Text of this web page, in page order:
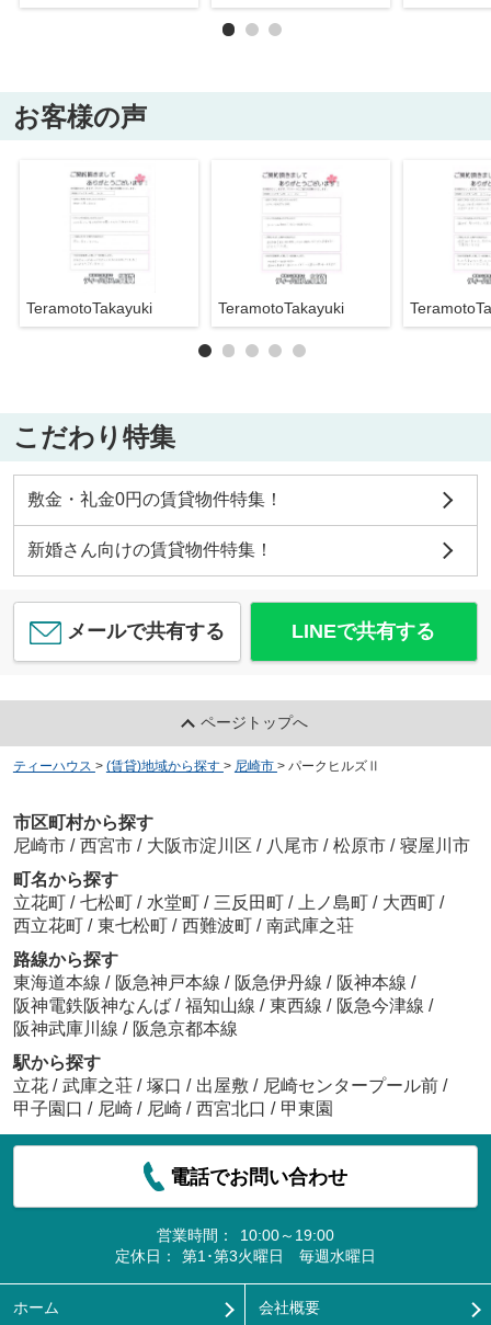
お客様の声
TeramotoTakayuki TeramotoTakayuki
こだわり特集
敷金・礼金0円の賃貸物件特集！
新婚さん向けの賃貸物件特集！
メールで共有する LINEで共有する
ページトップへ
ティーハウス > (賃貸)地域から探す > 尼崎市 > パークヒルズⅡ
市区町村から探す
尼崎市 / 西宮市 / 大阪市淀川区 / 八尾市 / 松原市 / 寝屋川市
町名から探す
立花町 / 七松町 / 水堂町 / 三反田町 / 上ノ島町 / 大西町 /
西立花町 / 東七松町 / 西難波町 / 南武庫之荘
路線から探す
東海道本線 / 阪急神戸本線 / 阪急伊丹線 / 阪神本線 /
阪神電鉄阪神なんば / 福知山線 / 東西線 / 阪急今津線 /
阪神武庫川線 / 阪急京都本線
駅から探す
立花 / 武庫之荘 / 塚口 / 出屋敷 / 尼崎センタープール前 /
甲子園口 / 尼崎 / 尼崎 / 西宮北口 / 甲東園
電話でお問い合わせ
営業時間：
10:00～19:00
定休日：
第1･第3火曜日 毎週水曜日
ホーム 会社概要